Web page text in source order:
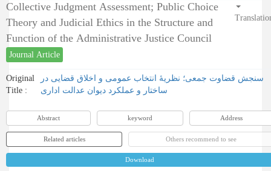
Collective Judgment Assessment; Public Choice
Theory and Judicial Ethics in the Structure and
Function of the Administrative Justice Council
Journal Article
Original
Title :
سنجش قضاوت جمعی؛ نظریۀ انتخاب عمومی و اخلاق قضایی در
ساختار و عملکرد دیوان عدالت اداری
Abstract keyword Address
Related articles Others recommend to see
Download